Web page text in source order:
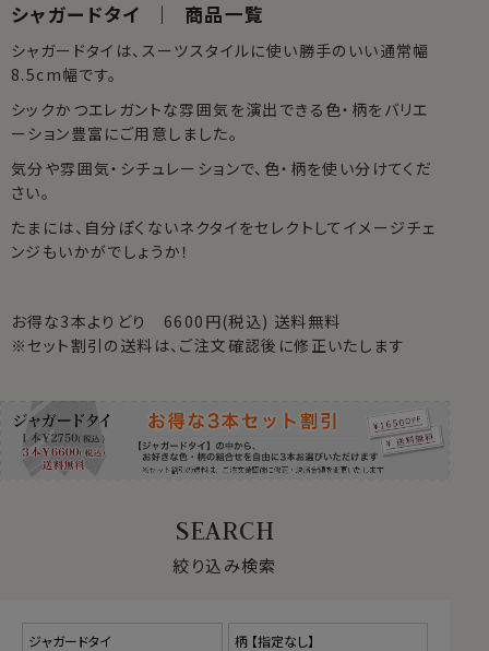
シャガードタイ ｜ 商品一覧
シャガードタイは、スーツスタイルに使い勝手のいい通常幅
8.5cm幅です。
シックかつエレガントな雰囲気を演出できる色・柄をバリエ
ーション豊富にご用意しました。
気分や雰囲気・シチュレーションで、色・柄を使い分けてくだ
さい。
たまには、自分ぽくないネクタイをセレクトしてイメージチェ
ンジもいかがでしょうか！
お得な3本よりどり 6600円(税込) 送料無料
※セット割引の送料は、ご注文確認後に修正いたします
絞り込み検索